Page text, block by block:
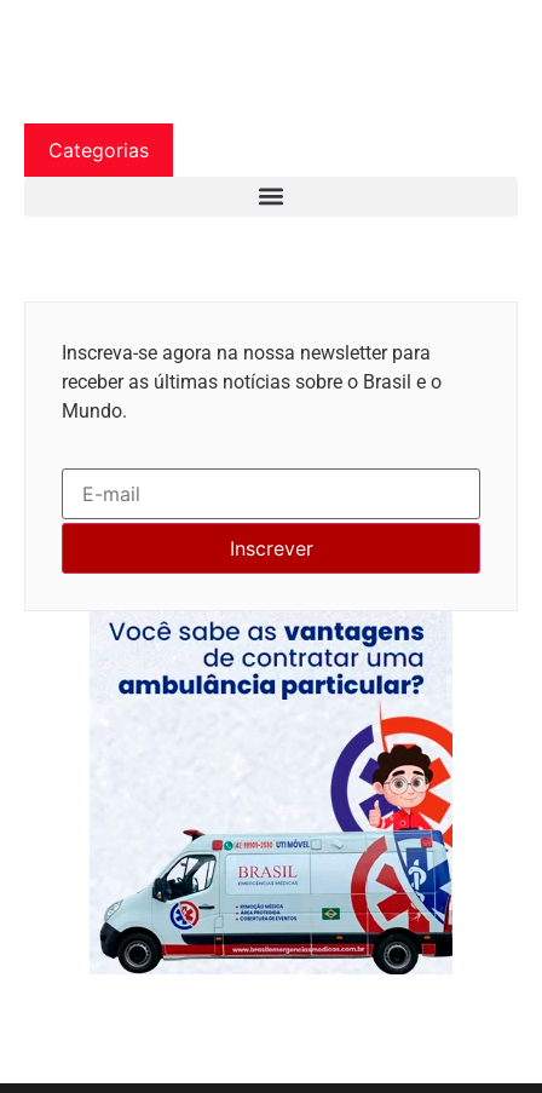
Categorias
Inscreva-se agora na nossa newsletter para
receber as últimas notícias sobre o Brasil e o
Mundo.